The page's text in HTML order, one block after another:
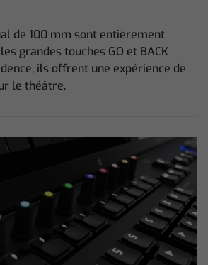
de 100 mm sont entièrement
grandes touches GO et BACK
ils offrent une expérience de
le théâtre.